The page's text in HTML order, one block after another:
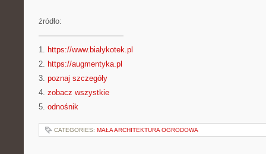
źródło:
———————————
1. https://www.bialykotek.pl
2. https://augmentyka.pl
3. poznaj szczegóły
4. zobacz wszystkie
5. odnośnik
CATEGORIES: MAŁA ARCHITEKTURA OGRODOWA